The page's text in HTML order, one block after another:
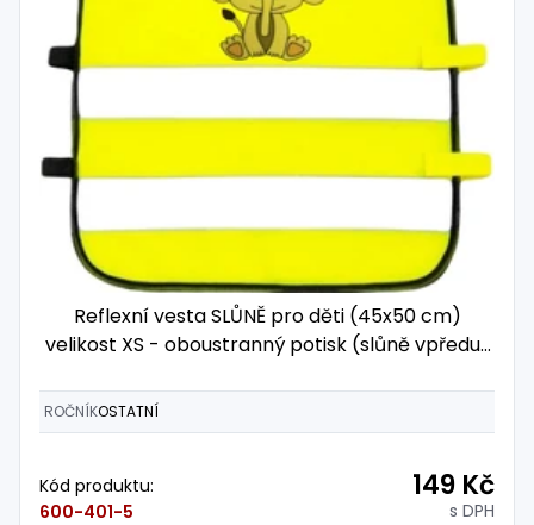
Reflexní vesta SLŮNĚ pro děti (45x50 cm)
velikost XS - oboustranný potisk (slůně vpředu i
ROČNÍKOSTATNÍ
Kód produktu:
600-401-5
149 Kč
s DPH